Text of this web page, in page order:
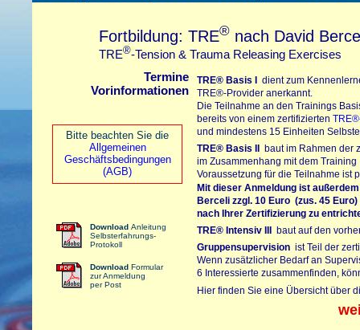
Fortbildung: TRE® nach David
TRE®-Tension & Trauma Releasing Exercises
Bitte beachten Sie die
Allgemeinen
Geschäftsbedingungen
(AGB)
Termine
Vorinformationen
Download Anleitung
Selbsterfahrungs-
Protokoll
Download Formular
zur Anmeldung
per Post
TRE® Basis I dient zum
TRE®-Provider anerkannt.
Die Teilnahme an den Trainings
bereits von einem zertifizierten
und mindestens 15 Einheiten
TRE® Basis II baut im Rahmen der
im Zusammenhang mit dem
Voraussetzung für die Teilnahme ist
Mit dieser Anmeldung ist
Berceli zzgl. 10 Euro (zus. 45
nach Ihrer Zertifizierung zu
TRE® Intensiv III baut auf den
Gruppensupervision ist Teil der
Wenn zusätzlicher Bedarf an
6 Interessierte zusammenfinden,
Hier finden Sie eine Übersicht über